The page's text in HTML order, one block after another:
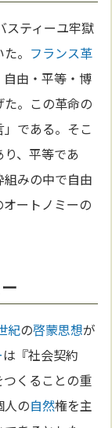
スティーユ牢獄
。 フランス革
由・平等・博
。この革命の
」である。そこ
、平等であ
組みの中で自由
ートノミーの
紀の啓蒙思想が
は『社会契約
くることの重
人の自然権を主